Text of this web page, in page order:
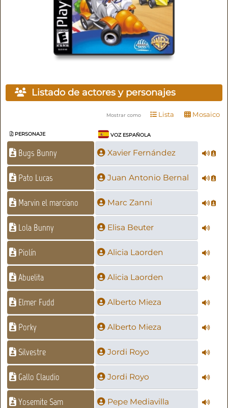
Listado de actores y personajes
Mostrar como Lista Mosaico
PERSONAJE VOZ ESPAÑOLA
Bugs Bunny Xavier Fernández
Pato Lucas Juan Antonio Bernal
Marvin el marciano Marc Zanni
Lola Bunny Elisa Beuter
Piolín Alicia Laorden
Abuelita Alicia Laorden
Elmer Fudd Alberto Mieza
Porky Alberto Mieza
Silvestre Jordi Royo
Gallo Claudio Jordi Royo
Yosemite Sam Pepe Mediavilla